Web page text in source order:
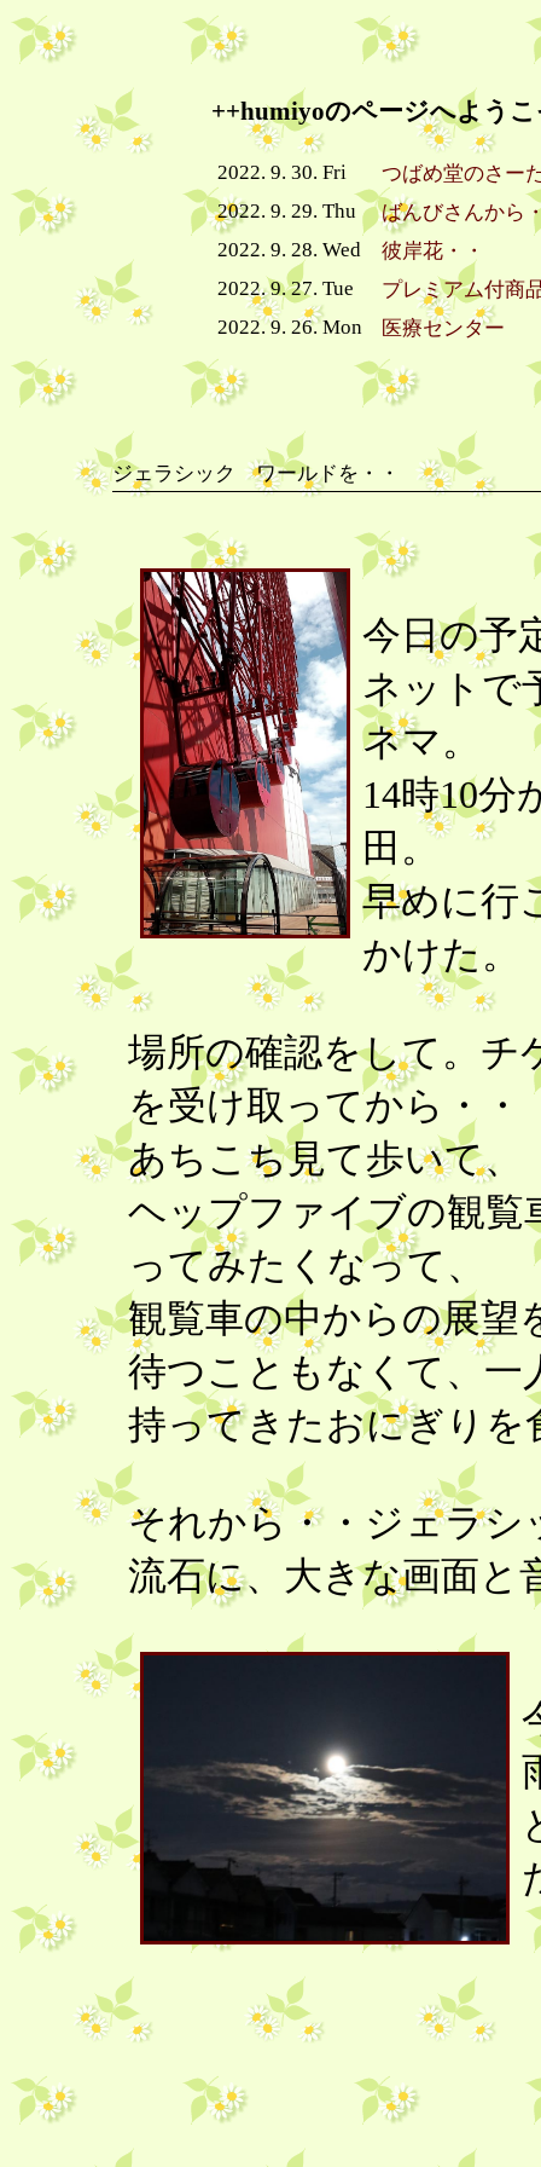
++humiyoのページへようこ
2022. 9. 30. Fri
つばめ堂のさー
2022. 9. 29. Thu
ばんびさんから
2022. 9. 28. Wed
彼岸花・・
2022. 9. 27. Tue
プレミアム付商
2022. 9. 26. Mon
医療センター
ジェラシック ワールドを・・
今日の予
ネットで
ネマ。
14時10分
田。
早めに行
かけた。
場所の確認をして。チ
を受け取ってから・・
あちこち見て歩いて、
ヘップファイブの観覧
ってみたくなって、
観覧車の中からの展
待つこともなくて、
持ってきたおにぎり
それから・・ジェラ
流石に、大きな画面と